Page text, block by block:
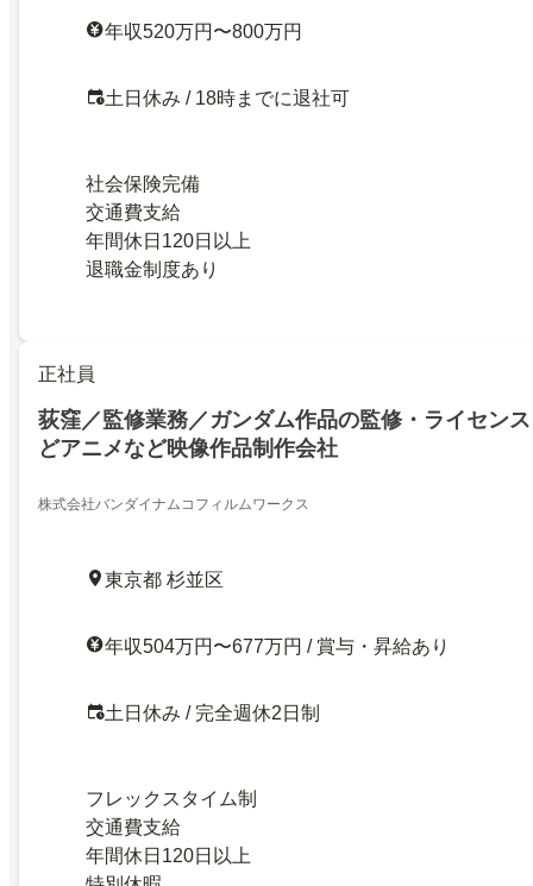
年収520万円〜800万円
土日休み / 18時までに退社可
社会保険完備
交通費支給
年間休日120日以上
退職金制度あり
正社員
荻窪／監修業務／ガンダム作品の監修・ライセン
どアニメなど映像作品制作会社
株式会社バンダイナムコフィルムワークス
東京都 杉並区
年収504万円〜677万円 / 賞与・昇給あり
土日休み / 完全週休2日制
フレックスタイム制
交通費支給
年間休日120日以上